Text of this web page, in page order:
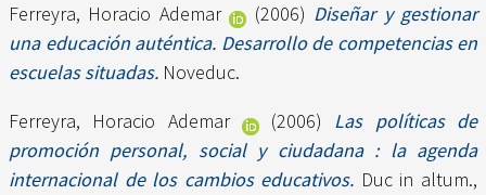
Ferreyra, Horacio Ademar (2006) Diseñar y gestionar
una educación auténtica. Desarrollo de competencias en
escuelas situadas. Noveduc.
Ferreyra, Horacio Ademar
(2006) Las políticas de
promoción personal, social y ciudadana : la agenda
internacional de los cambios educativos. Duc in altum.,